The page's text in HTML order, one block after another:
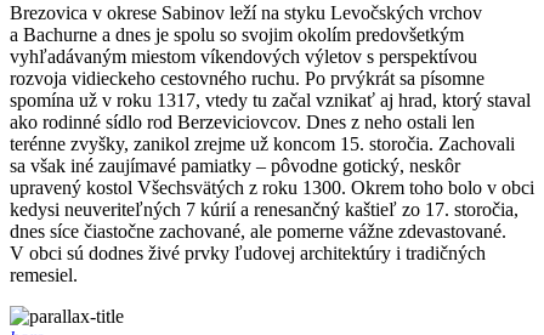
Brezovica v okrese Sabinov leží na styku Levočských vrchov
a Bachurne a dnes je spolu so svojim okolím predovšetkým
vyhľadávaným miestom víkendových výletov s perspektívou
rozvoja vidieckeho cestovného ruchu. Po prvýkrát sa písomne
spomína už v roku 1317, vtedy tu začal vznikať aj hrad, ktorý staval
ako rodinné sídlo rod Berzeviciovcov. Dnes z neho ostali len
terénne zvyšky, zanikol zrejme už koncom 15. storočia. Zachovali
sa však iné zaujímavé pamiatky – pôvodne gotický, neskôr
upravený kostol Všechsvätých z roku 1300. Okrem toho bolo v obci
kedysi neuveriteľných 7 kúrií a renesančný kaštieľ zo 17. storočia,
dnes síce čiastočne zachované, ale pomerne vážne zdevastované.
V obci sú dodnes živé prvky ľudovej architektúry i tradičných
remesiel.